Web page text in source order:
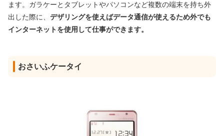
ます。ガラケーとタブレットやパソコンなど複数の端末を持ち外
出した際に、 デザリングを使えばデータ通信が使えるため外でも
インターネットを使用して仕事ができます。
おさいふケータイ